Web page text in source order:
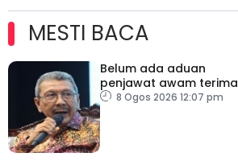
MESTI BACA
Belum ada aduan
penjawat awam terima
tekanan daripada ahli
8 Ogos 2026 12:07 pm